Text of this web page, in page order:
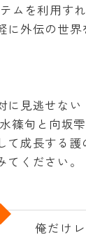
ムを利用す
に外伝の世
に見逃せない
篠旬と向坂
て成長する
ください。
俺だけ